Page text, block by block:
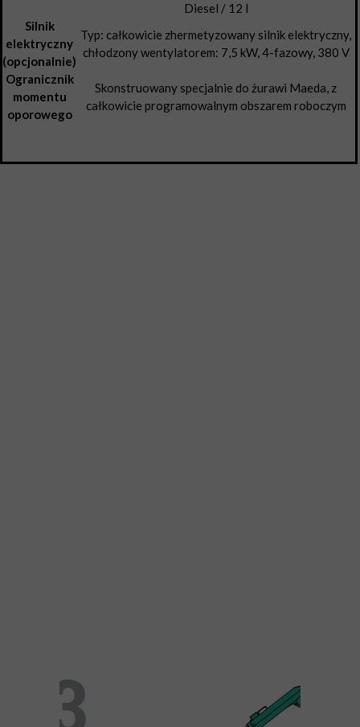
Diesel / 12 l
Silnik
elektryczny
(opcjonalnie)
Typ: całkowicie zhermetyzowany silnik elektryczny,
chłodzony wentylatorem: 7,5 kW, 4-fazowy, 380 V
Ogranicznik
momentu
oporowego
Skonstruowany specjalnie do żurawi Maeda, z
całkowicie programowalnym obszarem roboczym